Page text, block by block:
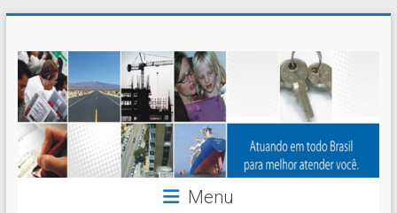
content
Nossaseg
Administração
e
Corretagem
de
Menu